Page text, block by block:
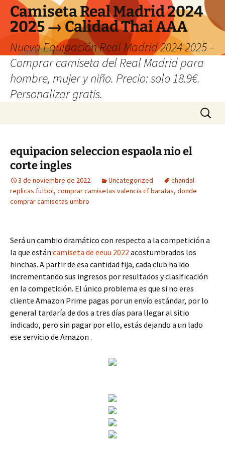
Camiseta Real Madrid 2024
2025 → Calidad Thai AAA
Nueva Equipación Real Madrid 2024 2025 –
Comprar camiseta del Real Madrid para
hombre, mujer y niño. Precio: solo 18.9€.
Personalizar gratis.
Buscar:
equipacion seleccion espaola nio el
corte ingles
3 de noviembre de 2022 Uncategorized
chandal
replicas futbol, comprar camisetas valencia cf baratas, donde
comprar camisetas umbro
Será un cambio dramático con respecto a la competición a
la que están camiseta de eeuu 2022acostumbrados los
hinchas. A partir de esa cantidad fija, cada club ha ido
incrementando sus ingresos por resultados y clasificación
en la competición. El único problema es que si no eres
cliente Amazon Prime pagas por un envío estándar, por lo
general tardaría de dos a tres días para llegar al sitio
indicado, pero sin pagar por ello, estás dejando a un lado
ese servicio de Amazon .